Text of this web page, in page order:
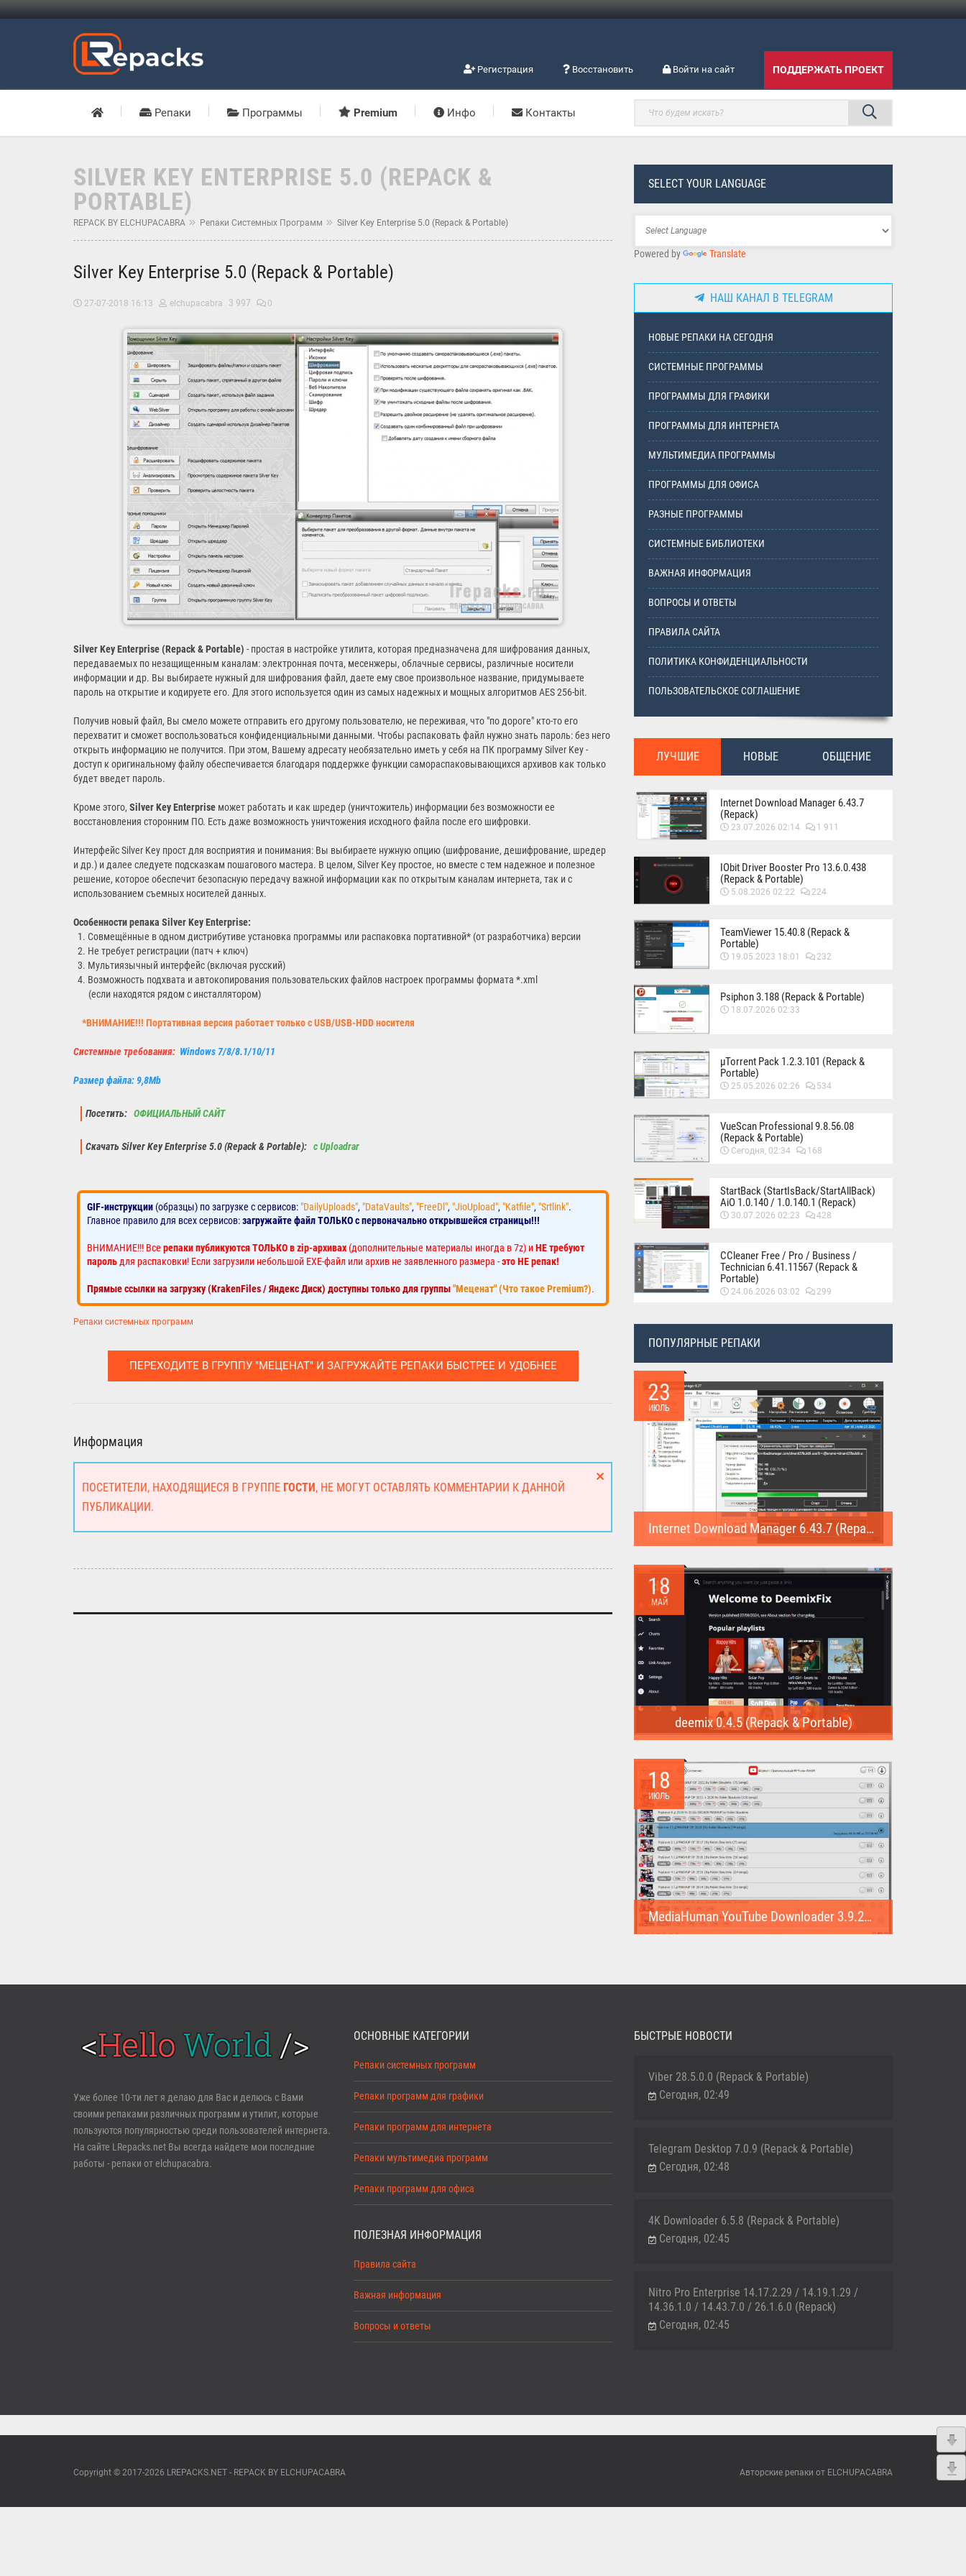
Регистрация Восстановить Войти на сайт ПОДДЕРЖАТЬ ПРОЕКТ
Репаки Программы Premium Инфо Контакты
SILVER KEY ENTERPRISE 5.0 (REPACK &
PORTABLE)
REPACK BY ELCHUPACABRA Репаки Системных Программ Silver Key Enterprise 5.0 (Repack & Portable)
Silver Key Enterprise 5.0 (Repack & Portable)
27-07-2018 16:13 elchupacabra 3 997 0
Silver Key Enterprise (Repack & Portable) - простая в настройке утилита, которая предназначена для шифрования данных,
передаваемых по незащищенным каналам: электронная почта, месенжеры, облачные сервисы, различные носители
информации и др. Вы выбираете нужный для шифрования файл, даете ему свое произвольное название, придумываете
пароль на открытие и кодируете его. Для этого используется один из самых надежных и мощных алгоритмов AES 256-bit.
Получив новый файл, Вы смело можете отправить его другому пользователю, не переживая, что "по дороге" кто-то его
перехватит и сможет воспользоваться конфиденциальными данными. Чтобы распаковать файл нужно знать пароль: без него
открыть информацию не получится. При этом, Вашему адресату необязательно иметь у себя на ПК программу Silver Key -
доступ к оригинальному файлу обеспечивается благодаря поддержке функции самораспаковывающихся архивов как только
будет введет пароль.
Кроме этого, Silver Key Enterprise может работать и как шредер (уничтожитель) информации без возможности ее
восстановления сторонним ПО. Есть даже возможность уничтожения исходного файла после его шифровки.
Интерфейс Silver Key прост для восприятия и понимания: Вы выбираете нужную опцию (шифрование, дешифрование, шредер
и др.) и далее следуете подсказкам пошагового мастера. В целом, Silver Key простое, но вместе с тем надежное и полезное
решение, которое обеспечит безопасную передачу важной информации как по открытым каналам интернета, так и с
использованием съемных носителей данных.
Особенности репака Silver Key Enterprise:
1. Совмещённые в одном дистрибутиве установка программы или распаковка портативной* (от разработчика) версии
2. Не требует регистрации (патч + ключ)
3. Мультиязычный интерфейс (включая русский)
4. Возможность подхвата и автокопирования пользовательских файлов настроек программы формата *.xml
(если находятся рядом с инсталлятором)
*ВНИМАНИЕ!!! Портативная версия работает только с USB/USB-HDD носителя
Системные требования: Windows 7/8/8.1/10/11
Размер файла: 9,8Mb
Посетить: ОФИЦИАЛЬНЫЙ САЙТ
Скачать Silver Key Enterprise 5.0 (Repack & Portable): с Uploadrar
GIF-инструкции (образцы) по загрузке с сервисов: "DailyUploads", "DataVaults", "FreeDl", "JioUpload", "Katfile", "Srtlink".
Главное правило для всех сервисов:загружайте файл ТОЛЬКО с первоначально открывшейся страницы!!!
ВНИМАНИЕ!!! Все репаки публикуются ТОЛЬКО в zip-архивах(дополнительные материалы иногда в 7z) иНЕ требуют
пароль для распаковки! Если загрузили небольшой EXE-файл или архив не заявленного размера -это НЕ репак!
Прямые ссылки на загрузку (KrakenFiles / Яндекс Диск) доступны только для группы"Меценат" (Что такое Premium?).
Репаки системных программ
ПЕРЕХОДИТЕ В ГРУППУ "МЕЦЕНАТ" И ЗАГРУЖАЙТЕ РЕПАКИ БЫСТРЕЕ И УДОБНЕЕ
Информация
ПОСЕТИТЕЛИ, НАХОДЯЩИЕСЯ В ГРУППЕ ГОСТИ, НЕ МОГУТ ОСТАВЛЯТЬ КОММЕНТАРИИ К ДАННОЙ
ПУБЛИКАЦИИ.
SELECT YOUR LANGUAGE
Powered by Translate
НАШ КАНАЛ В TELEGRAM
НОВЫЕ РЕПАКИ НА СЕГОДНЯ
СИСТЕМНЫЕ ПРОГРАММЫ
ПРОГРАММЫ ДЛЯ ГРАФИКИ
ПРОГРАММЫ ДЛЯ ИНТЕРНЕТА
МУЛЬТИМЕДИА ПРОГРАММЫ
ПРОГРАММЫ ДЛЯ ОФИСА
РАЗНЫЕ ПРОГРАММЫ
СИСТЕМНЫЕ БИБЛИОТЕКИ
ВАЖНАЯ ИНФОРМАЦИЯ
ВОПРОСЫ И ОТВЕТЫ
ПРАВИЛА САЙТА
ПОЛИТИКА КОНФИДЕНЦИАЛЬНОСТИ
ПОЛЬЗОВАТЕЛЬСКОЕ СОГЛАШЕНИЕ
ЛУЧШИЕ НОВЫЕ ОБЩЕНИЕ
Internet Download Manager 6.43.7
(Repack)
23.07.2026 02:14 1 911
IObit Driver Booster Pro 13.6.0.438
(Repack & Portable)
5.08.2026 02:22 224
TeamViewer 15.40.8 (Repack &
Portable)
19.05.2023 18:01 232
Psiphon 3.188 (Repack & Portable)
18.07.2026 02:33
µTorrent Pack 1.2.3.101 (Repack &
Portable)
25.05.2026 02:26 534
VueScan Professional 9.8.56.08
(Repack & Portable)
Сегодня, 02:34 168
StartBack (StartIsBack/StartAllBack)
AiO 1.0.140 / 1.0.140.1 (Repack)
30.07.2026 02:23 428
CCleaner Free / Pro / Business /
Technician 6.41.11567 (Repack &
Portable)
24.06.2026 03:02 299
ПОПУЛЯРНЫЕ РЕПАКИ
23
ИЮЛЬ
Internet Download Manager 6.43.7 (Repack)
предназначена для...
18
МАЙ
deemix 0.4.5 (Repack & Portable)
скачивать треки...
18
ИЮЛЬ
MediaHuman YouTube Downloader 3.9.22 (1007) (Repack & Portable)
Войти
Регистрация
Забыли пароль?
Уже более 10-ти лет я делаю для Вас и делюсь с Вами
своими репаками различных программ и утилит, которые
пользуются популярностью среди пользователей интернета.
На сайте LRepacks.net Вы всегда найдете мои последние
работы - репаки от elchupacabra.
ОСНОВНЫЕ КАТЕГОРИИ
Репаки системных программ
Репаки программ для графики
Репаки программ для интернета
Репаки мультимедиа программ
Репаки программ для офиса
ПОЛЕЗНАЯ ИНФОРМАЦИЯ
Правила сайта
Важная информация
Вопросы и ответы
БЫСТРЫЕ НОВОСТИ
Viber 28.5.0.0 (Repack & Portable)
Сегодня, 02:49
Telegram Desktop 7.0.9 (Repack & Portable)
Сегодня, 02:48
4K Downloader 6.5.8 (Repack & Portable)
Сегодня, 02:45
Nitro Pro Enterprise 14.17.2.29 / 14.19.1.29 /
14.36.1.0 / 14.43.7.0 / 26.1.6.0 (Repack)
Сегодня, 02:45
Copyright © 2017-2026 LREPACKS.NET - REPACK BY ELCHUPACABRA Авторские репаки от ELCHUPACABRA